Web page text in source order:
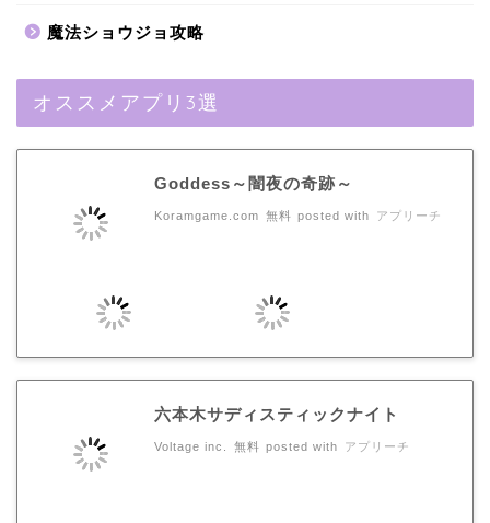
魔法ショウジョ攻略
オススメアプリ3選
Goddess～闇夜の奇跡～
Koramgame.com 無料 posted with アプリーチ
六本木サディスティックナイト
Voltage inc. 無料 posted with アプリーチ